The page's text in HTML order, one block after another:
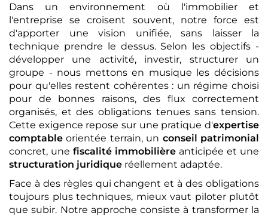
Dans un environnement où l'immobilier et
l'entreprise se croisent souvent, notre force est
d'apporter une vision unifiée, sans laisser la
technique prendre le dessus. Selon les objectifs -
développer une activité, investir, structurer un
groupe - nous mettons en musique les décisions
pour qu'elles restent cohérentes : un régime choisi
pour de bonnes raisons, des flux correctement
organisés, et des obligations tenues sans tension.
Cette exigence repose sur une pratique d'expertise
comptable orientée terrain, un conseil patrimonial
concret, une fiscalité immobilière anticipée et une
structuration juridique réellement adaptée.
Face à des règles qui changent et à des obligations
toujours plus techniques, mieux vaut piloter plutôt
que subir. Notre approche consiste à transformer la